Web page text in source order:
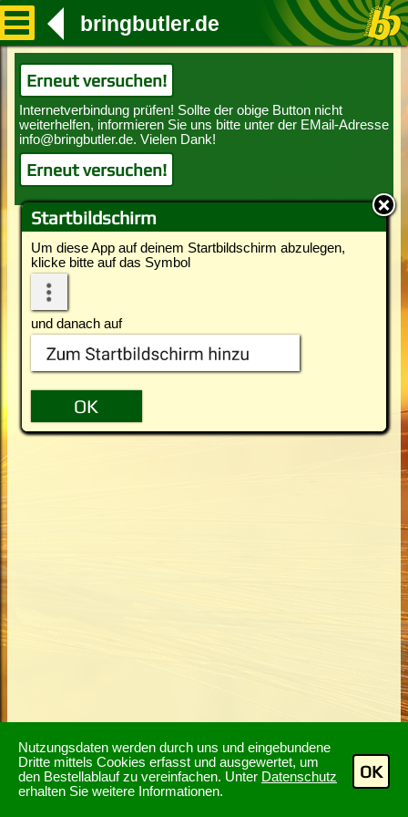
Nutzungsdaten werden durch uns und eingebundene
Dritte mittels Cookies erfasst und ausgewertet, um
den Bestellablauf zu vereinfachen. Unter Datenschutz
erhalten Sie weitere Informationen.
OK
Startbildschirm
Um diese App auf deinem Startbildschirm abzulegen,
klicke bitte auf das Symbol
und danach auf
bringbutler.de
Erneut versuchen!
Erneut versuchen!